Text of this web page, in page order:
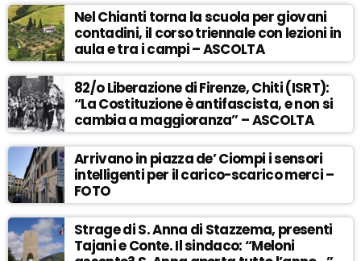
Nel Chianti torna la scuola per giovani
contadini, il corso triennale con lezioni in
aula e tra i campi – ASCOLTA
82/o Liberazione di Firenze, Chiti (ISRT):
“La Costituzione è antifascista, e non si
cambia a maggioranza” – ASCOLTA
Arrivano in piazza de’ Ciompi i sensori
intelligenti per il carico-scarico merci –
FOTO
Strage di S. Anna di Stazzema, presenti
Tajani e Conte. Il sindaco: “Meloni